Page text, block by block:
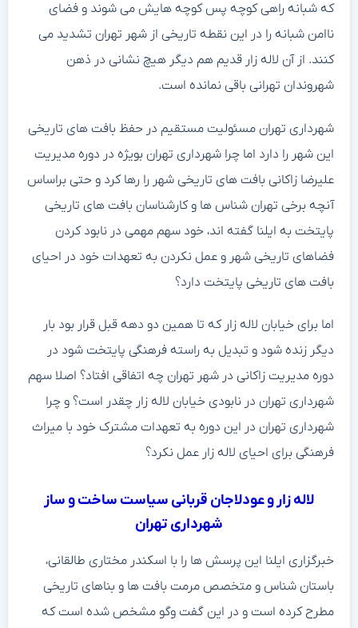
که شبانه راهی کوچه پس کوچه هایش می شوند و فضای
ناامن شبانه را در این نقطه تاریخی از شهر تهران تشدید می
کنند. از آن لاله زار قدیم هم دیگر هیچ نشانی در ذهن
شهروندان تهرانی باقی نمانده است.
شهرداری تهران مسئولیت مستقیم در حفظ بافت های تاریخی
این شهر را دارد اما چرا شهرداری تهران بویژه در دوره مدیریت
علیرضا زاکانی بافت های تاریخی شهر را رها کرد و حتی براساس
آنچه برخی تهران شناس ها و کارشناسان بافت های تاریخی
پایتخت به ایلنا گفته اند، خود سهم مهمی در نابود کردن
فضاهای تاریخی شهر و عمل نکردن به تعهدات خود در احیای
بافت های تاریخی پایتخت دارد؟
اما برای خیابان لاله زار که تا همین دو دهه قبل قرار بود بار
دیگر زنده شود و تبدیل به راسته فرهنگی پایتخت شود در
دوره مدیریت زاکانی در شهر تهران چه اتفاقی افتاد؟ اصلا سهم
شهرداری تهران در نابودی خیابان لاله زار چقدر است؟ و چرا
شهرداری تهران در این دوره به تعهدات مشترک خود با میراث
فرهنگی برای احیای لاله زار عمل نکرد؟
لاله زار و عودلاجان قربانی سیاست ساخت و ساز
شهرداری تهران
خبرگزاری ایلنا این پرسش ها را با اسکندر مختاری طالقانی،
باستان شناس و متخصص مرمت بافت ها و بناهای تاریخی
مطرح کرده است و در این گفت وگو مشخص شده است که